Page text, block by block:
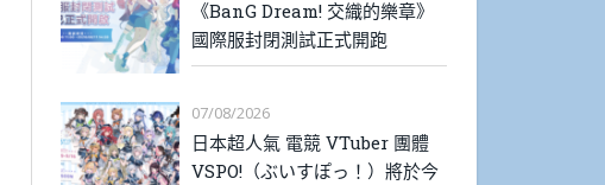
《BanG Dream! 交織的樂章》
國際服封閉測試正式開跑
07/08/2026
日本超人氣 電競 VTuber 團體
VSPO!（ぶいすぽっ！）將於今